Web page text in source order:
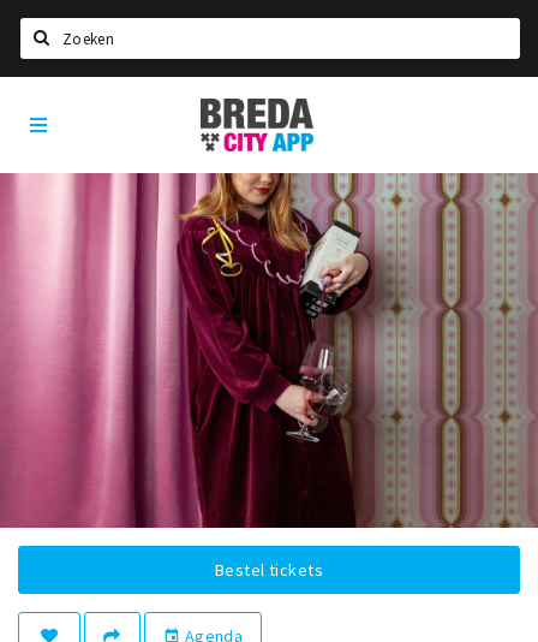
Home
Agenda
Nieuws, interviews & blogs
Winkels
Parkeren
Breda
City
App
Bestel tickets
event Agenda